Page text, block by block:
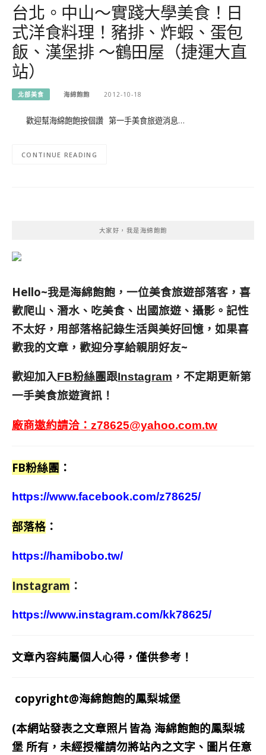
台北。中山～實踐大學美食！日
式洋食料理！豬排、炸蝦、蛋包
飯、漢堡排 ～鶴田屋（捷運大直
站）
北部美食 海綿飽飽 2012-10-18
歡迎幫海綿飽飽按個讚 第一手美食旅遊消息…
CONTINUE READING
大家好，我是海綿飽飽
Hello~我是海綿飽飽，一位美食旅遊部落客， 喜
歡爬山、潛水、吃美食、出國旅遊、攝影。 記性
不太好，用部落格記錄生活與美好回憶， 如果喜
歡我的文章，歡迎分享給親朋好友~
歡迎加入FB粉絲團跟Instagram ，不定期更新第
一手美食旅遊資訊！
廠商邀約請洽： z78625@yahoo.com.tw
FB粉絲團 ：
https://www.facebook.com/z78625/
部落格 ：
https://hamibobo.tw/
Instagram ：
https://www.instagram.com/kk78625/
文章內容純屬個人心得，僅供參考！
copyright@海綿飽飽的鳳梨城堡
(本網站發表之文章照片皆為 海綿飽飽的鳳梨城
堡 所有，未經授權請勿將站內之文字、圖片任意